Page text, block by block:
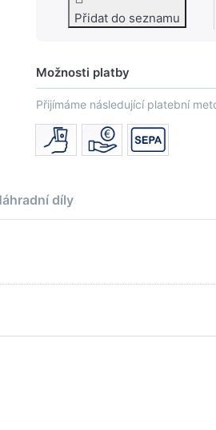
Přidat do seznamu
Možnosti platby
Přijímáme následující platební
díly